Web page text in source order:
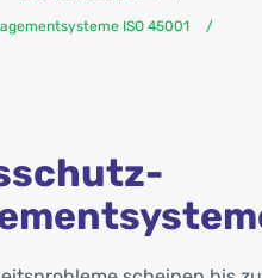
ISO 45001